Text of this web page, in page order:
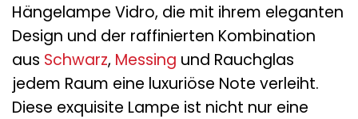
Hängelampe Vidro, die mit ihrem eleganten
Design und der raffinierten Kombination
aus Schwarz, Messing und Rauchglas
jedem Raum eine luxuriöse Note verleiht.
Diese exquisite Lampe ist nicht nur eine